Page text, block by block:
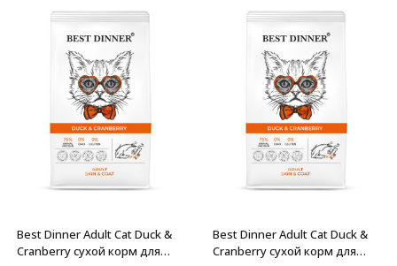
Best Dinner Adult Cat Duck &
Cranberry сухой корм для
Best Dinner Adult Cat Duck &
Cranberry сухой корм для